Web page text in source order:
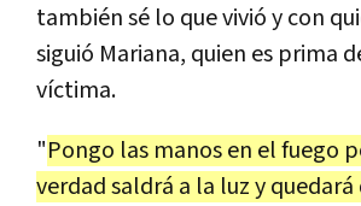
también sé lo que vivió y con
siguió Mariana, quien es prima
víctima.
"Pongo las manos en el fuego
verdad saldrá a la luz y